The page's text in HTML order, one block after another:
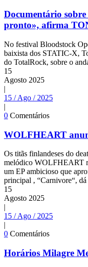
Documentário
pronto», afirma
No festival Bloodstock
baixista dos STATIC-X,
do TotalRock, sobre o
15
Agosto 2025
|
15 / Ago / 2025
|
0 Comentários
WOLFHEART
Os titãs finlandeses do
melódico WOLFHEART
um EP ambicioso que
principal , “Carnivore“, dá
15
Agosto 2025
|
15 / Ago / 2025
|
0 Comentários
Horários Milagre